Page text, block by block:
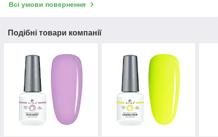
Всі умови повернення
Подібні товари компанії